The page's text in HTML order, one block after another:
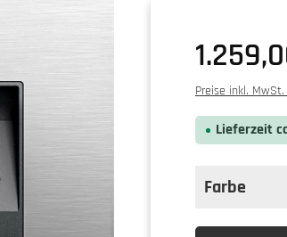
Regulärer Preis:
Preise inkl.
Lieferzeit
Farbe
Farbe